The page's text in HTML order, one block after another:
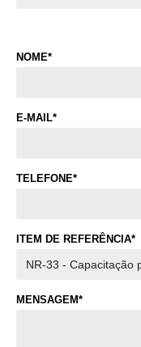
NOME*
E-MAIL*
TELEFONE*
ITEM DE REFERÊNCIA*
MENSAGEM*